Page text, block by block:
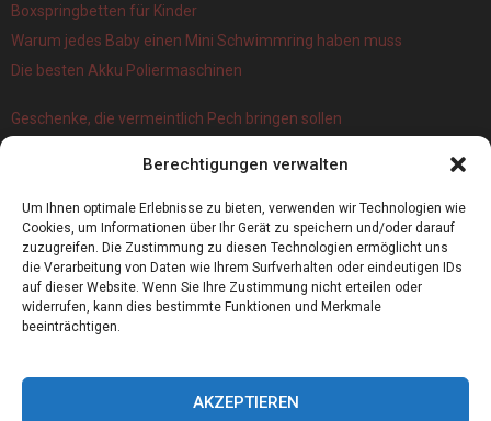
Berechtigungen verwalten
Um Ihnen optimale Erlebnisse zu bieten, verwenden wir Technologien wie
Cookies, um Informationen über Ihr Gerät zu speichern und/oder darauf
zuzugreifen. Die Zustimmung zu diesen Technologien ermöglicht uns
die Verarbeitung von Daten wie Ihrem Surfverhalten oder eindeutigen IDs
auf dieser Website. Wenn Sie Ihre Zustimmung nicht erteilen oder
widerrufen, kann dies bestimmte Funktionen und Merkmale
beeinträchtigen.
AKZEPTIEREN
Boxspringbetten für Kinder
Warum jedes Baby einen Mini Schwimmring haben muss
Die besten Akku Poliermaschinen
Geschenke, die vermeintlich Pech bringen sollen
Die 5 Wichtigsten Vorteile Eines Infrarot Dörrautomat
Alles, was Sie über Kork wissen müssen